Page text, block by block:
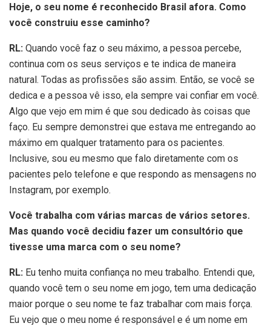
Hoje, o seu nome é reconhecido Brasil afora. Como
você construiu esse caminho?
RL: Quando você faz o seu máximo, a pessoa percebe,
continua com os seus serviços e te indica de maneira
natural. Todas as profissões são assim. Então, se você se
dedica e a pessoa vê isso, ela sempre vai confiar em você.
Algo que vejo em mim é que sou dedicado às coisas que
faço. Eu sempre demonstrei que estava me entregando ao
máximo em qualquer tratamento para os pacientes.
Inclusive, sou eu mesmo que falo diretamente com os
pacientes pelo telefone e que respondo as mensagens no
Instagram, por exemplo.
Você trabalha com várias marcas de vários setores.
Mas quando você decidiu fazer um consultório que
tivesse uma marca com o seu nome?
RL: Eu tenho muita confiança no meu trabalho. Entendi que,
quando você tem o seu nome em jogo, tem uma dedicação
maior porque o seu nome te faz trabalhar com mais força.
Eu vejo que o meu nome é responsável e é um nome em